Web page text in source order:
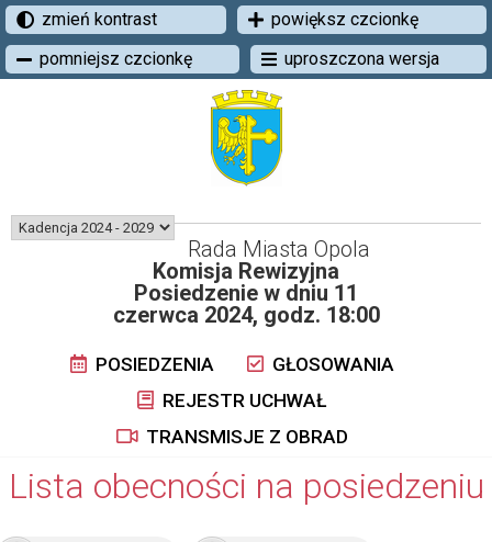
zmień kontrast
powiększ czcionkę
pomniejsz czcionkę
uproszczona wersja
Rada Miasta Opola
Komisja Rewizyjna
Posiedzenie w dniu 11
czerwca 2024, godz. 18:00
POSIEDZENIA
GŁOSOWANIA
REJESTR UCHWAŁ
TRANSMISJE Z OBRAD
Lista obecności na posiedzeniu